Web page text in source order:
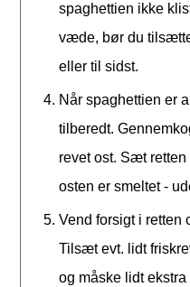
spaghettien ikke
væde, bør du
eller til sidst.
Når spaghettien er
tilberedt.
revet ost. Sæt retten
osten er smeltet -
Vend forsigt i retten
Tilsæt evt. lidt
og måske lidt